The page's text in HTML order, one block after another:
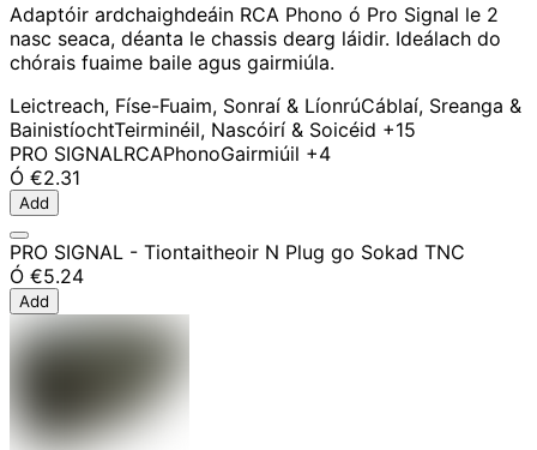
Adaptóir ardchaighdeáin RCA Phono ó Pro Signal le 2
nasc seaca, déanta le chassis dearg láidir. Ideálach do
chórais fuaime baile agus gairmiúla.
Leictreach, Físe-Fuaim, Sonraí & LíonrúCáblaí, Sreanga &
BainistíochtTeirminéil, Nascóirí & Soicéid +15
PRO SIGNALRCAPhonoGairmiúil +4
Ó €2.31
Add
PRO SIGNAL - Tiontaitheoir N Plug go Sokad TNC
Ó €5.24
Add